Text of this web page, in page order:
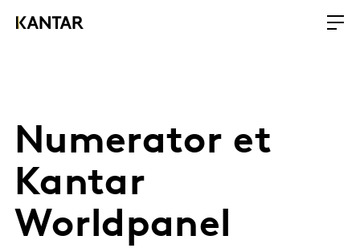
Numerator et
Kantar
Worldpanel